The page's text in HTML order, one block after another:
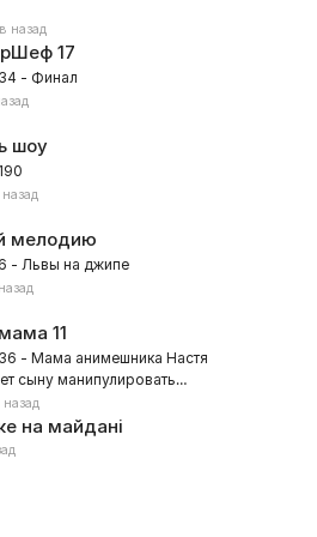
назад
17
- Финал
шоу
мелодию
- Львы на джипе
11
- Мама анимешника Настя
сыну манипулировать
на майдані